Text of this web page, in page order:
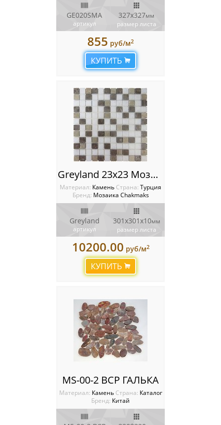
GE020SMA
артикул
327x327мм
размер листа
855 руб/м2
КУПИТЬ
Greyland 23x23 Мозаика Chakmaks
Материал: Камень Cтрана: Турция
Бренд: Мозаика Chakmaks
Greyland
артикул
301х301х10мм
размер листа
10200.00 руб/м2
КУПИТЬ
MS-00-2 BCP ГАЛЬКА
Материал: Камень Cтрана: Каталог
Бренд: Китай